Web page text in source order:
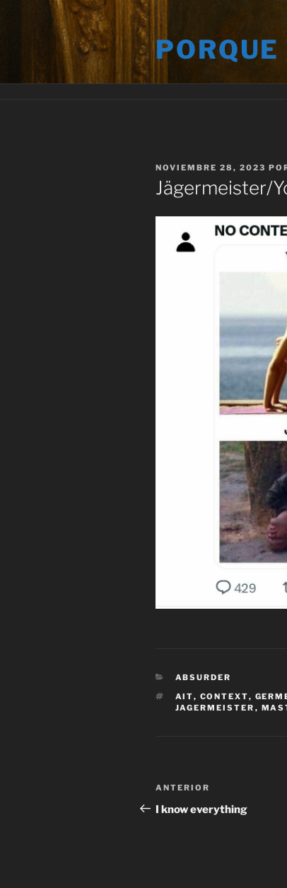
PUBLICADO
EL
NOVIEMBRE 28, 2023
Jägermeister/
CATEGORÍAS
ABSURDER
ETIQUETAS
AIT, CONTEXT,
JAGERMEISTER ,
Navegación
de
Entrada
anterior:
ANTERIOR
I know everything